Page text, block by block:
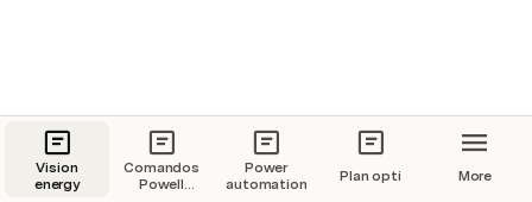
Vision
energy
Comandos
Powell
Power
automation
Plan opti More